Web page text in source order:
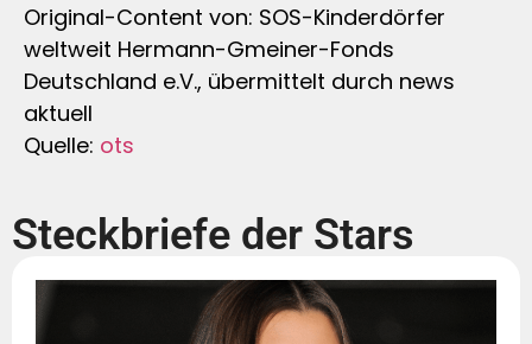
Original-Content von: SOS-Kinderdörfer
weltweit Hermann-Gmeiner-Fonds
Deutschland e.V., übermittelt durch news
aktuell
Quelle: ots
Steckbriefe der Stars